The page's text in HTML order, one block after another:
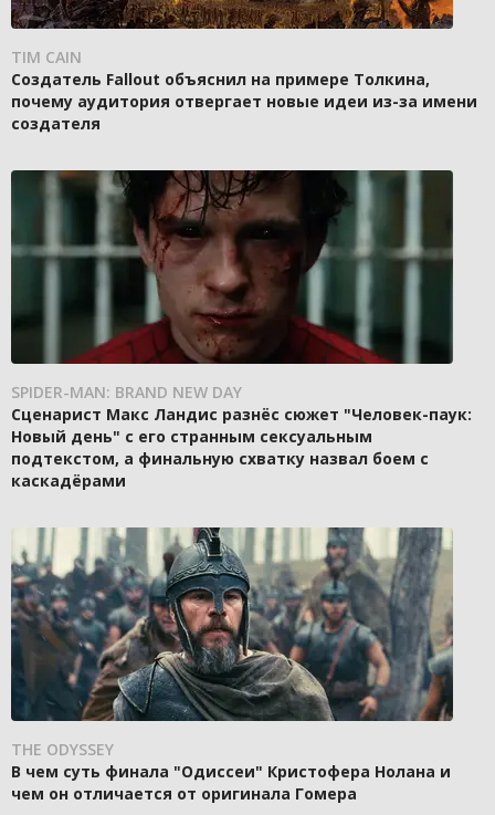
TIM CAIN
Создатель Fallout объяснил на примере Толкина,
почему аудитория отвергает новые идеи из-за имени
создателя
SPIDER-MAN: BRAND NEW DAY
Сценарист Макс Ландис разнёс сюжет "Человек-паук:
Новый день" с его странным сексуальным
подтекстом, а финальную схватку назвал боем с
каскадёрами
THE ODYSSEY
В чем суть финала "Одиссеи" Кристофера Нолана и
чем он отличается от оригинала Гомера